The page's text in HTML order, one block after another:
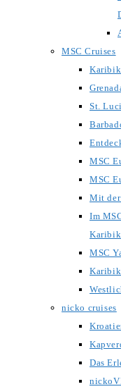
MSC Cruises
St.
MSC
MSC
Mit der
Im
Karibik
MSC
Karibik
nicko cruises
Das